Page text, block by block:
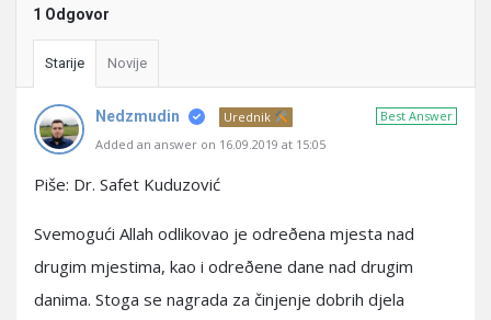
1 Odgovor
Starije Novije
Best Answer
Nedzmudin
Urednik
Added an answer on 16.09.2019 at 15:05
Piše: Dr. Safet Kuduzović
Svemogući Allah odlikovao je odreðena mjesta nad
drugim mjestima, kao i odreðene dane nad drugim
danima. Stoga se nagrada za činjenje dobrih djela